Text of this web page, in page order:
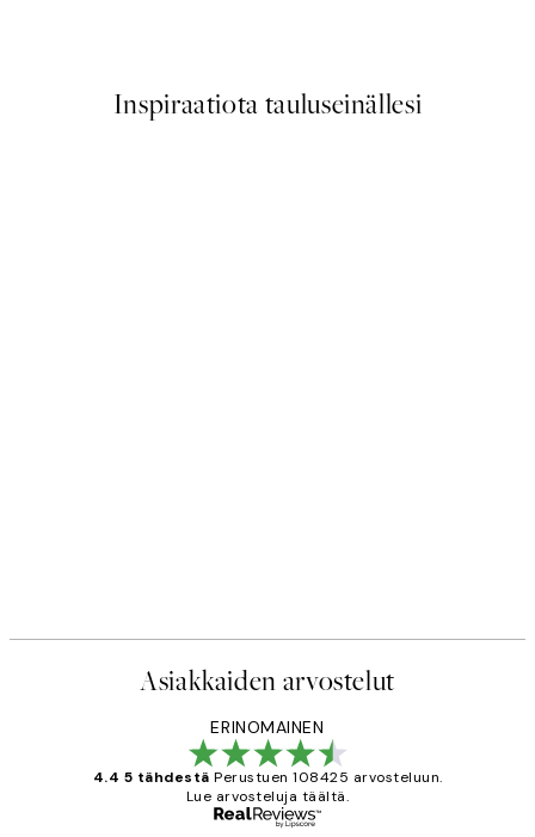
Inspiraatiota tauluseinällesi
Asiakkaiden arvostelut
ERINOMAINEN
4.4 5 tähdestä Perustuen 108425 arvosteluun.
Lue arvosteluja täältä.